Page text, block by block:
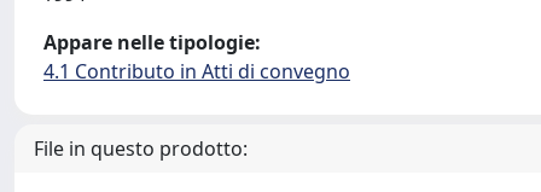
Appare nelle tipologie:
4.1 Contributo in Atti di convegno
File in questo prodotto: